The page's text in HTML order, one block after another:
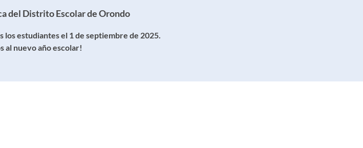
del Distrito Escolar de Orondo
los estudiantes el 1 de septiembre de 2025.
al nuevo año escolar!